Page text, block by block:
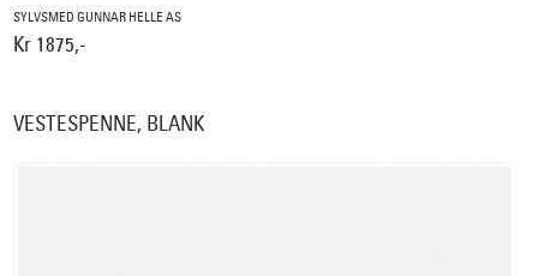
SYLVSMED GUNNAR HELLE AS
Kr 1875,-
VESTESPENNE, BLANK